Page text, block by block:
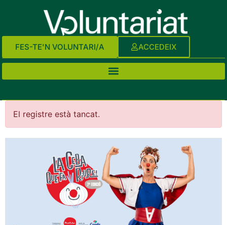
FES-TE'N VOLUNTARI/A ACCEDEIX
El registre està tancat.